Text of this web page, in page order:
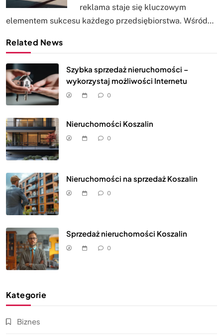
reklama staje się kluczowym
elementem sukcesu każdego przedsiębiorstwa. Wśród…
Related News
Szybka sprzedaż nieruchomości –
wykorzystaj możliwości Internetu
0
Nieruchomości Koszalin
0
Nieruchomości na sprzedaż Koszalin
0
Sprzedaż nieruchomości Koszalin
0
Kategorie
Biznes